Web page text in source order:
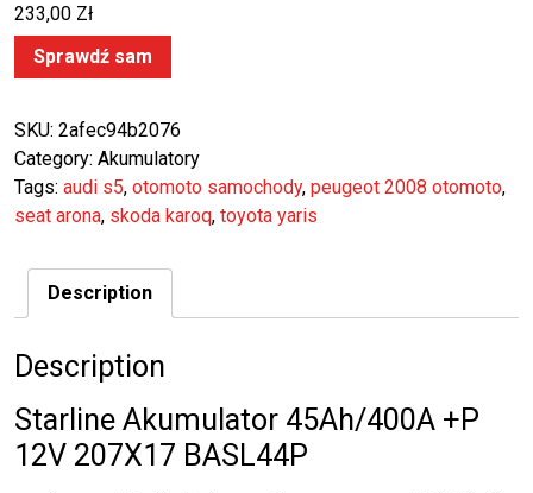
233,00 Zł
Sprawdź sam
SKU: 2afec94b2076
Category: Akumulatory
Tags: audi s5, otomoto samochody, peugeot 2008 otomoto,
seat arona, skoda karoq, toyota yaris
Description
Description
Starline Akumulator 45Ah/400A +P
12V 207X17 BASL44P